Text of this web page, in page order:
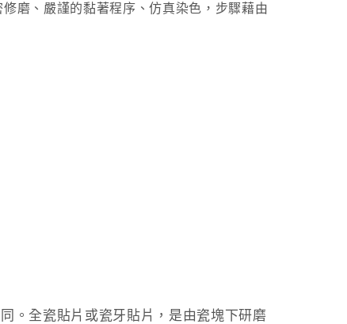
磨、嚴謹的黏著程序、仿真染色，步驟藉由
。全瓷貼片或瓷牙貼片，是由瓷塊下研磨